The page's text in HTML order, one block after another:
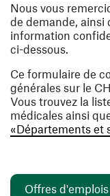
Nous vous
de demande,
information
ci-dessous.
Ce formulaire de
générales sur le
Vous trouvez la
médicales ainsi
«Départements et
Offres